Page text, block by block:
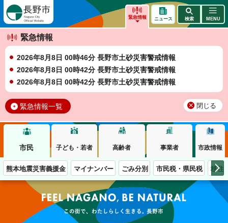
緊急情報
緊急情報
2026年8月8日 00時46分 長野市土砂災害警戒情報
2026年8月8日 00時42分 長野市土砂災害警戒情報
2026年8月8日 00時42分 長野市土砂災害警戒情報
緊急情報一覧 閉じる
ニュース 検索 MENU
市民 子ども・若者 高齢者 事業者 市政情報
熊本地震災害義援金 マイナンバー ごみ分別 市民税・県民税 移住
この街で、わたしらしく生きる。長野市